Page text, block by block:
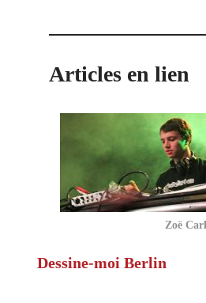
Articles en lien
Zoë
Dessine-moi Berlin